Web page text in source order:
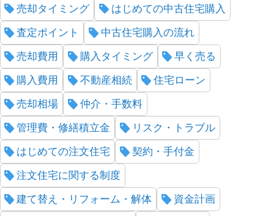
売却タイミング はじめての中古住宅購入
査定ポイント 中古住宅購入の流れ
売却費用 購入タイミング 早く売る
購入費用 不動産相続 住宅ローン
売却相場 仲介・手数料
管理費・修繕積立金 リスク・トラブル
はじめての注文住宅 契約・手付金
注文住宅に関する制度
建て替え・リフォーム・解体 資金計画